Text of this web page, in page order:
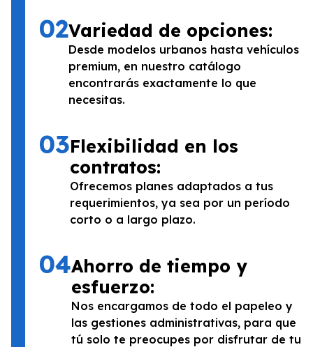
02Variedad de opciones:
Desde modelos urbanos hasta vehículos
premium, en nuestro catálogo
encontrarás exactamente lo que
necesitas.
03Flexibilidad en los
contratos:
Ofrecemos planes adaptados a tus
requerimientos, ya sea por un período
corto o a largo plazo.
04Ahorro de tiempo y
esfuerzo:
Nos encargamos de todo el papeleo y
las gestiones administrativas, para que
tú solo te preocupes por disfrutar de tu